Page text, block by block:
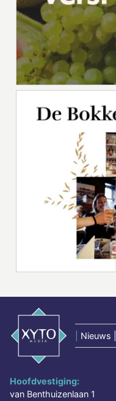
Nieuws
Hoofdvestiging:
van Benthuizenlaan 1